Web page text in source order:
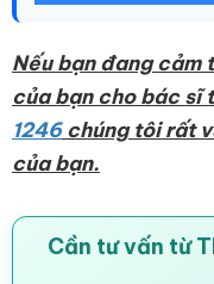
Nếu bạn đang cảm
của bạn cho bác sĩ
1246chúng tôi rất
của bạn.
Cần tư vấn từ